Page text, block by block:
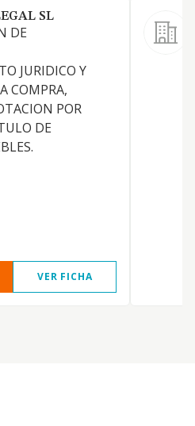
SL
DE
JURIDICO Y
COMPRA,
POR
DE
VER FICHA